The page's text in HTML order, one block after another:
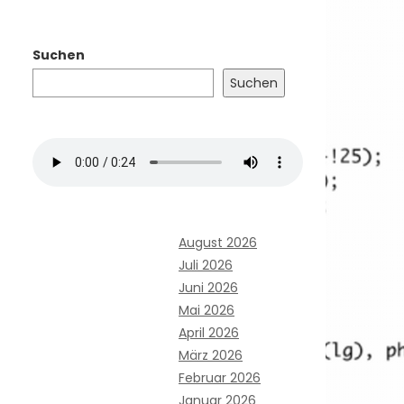
Suchen
Suchen
August 2026
Juli 2026
Juni 2026
Mai 2026
April 2026
März 2026
Februar 2026
Januar 2026